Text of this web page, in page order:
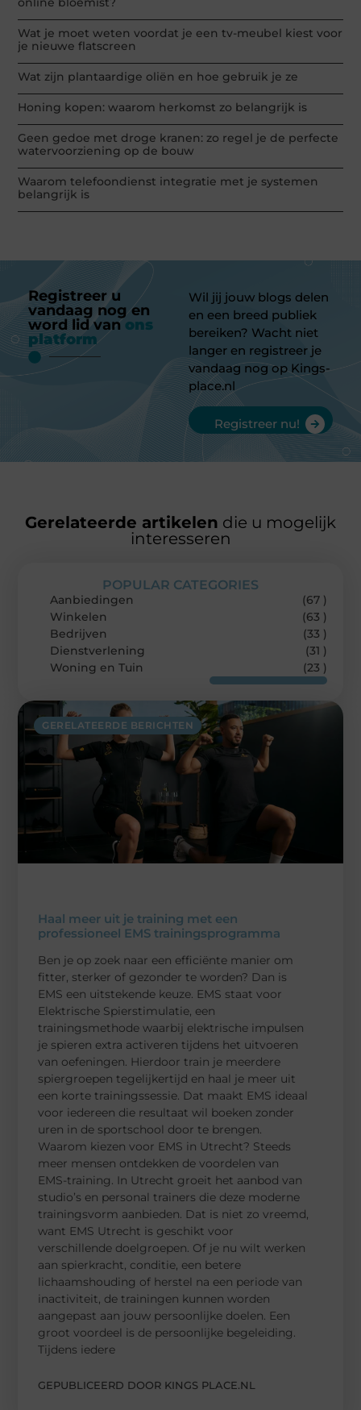
Wat je moet weten voordat je een tv-meubel kiest voor
je nieuwe flatscreen
Wat zijn plantaardige oliën en hoe gebruik je ze
Honing kopen: waarom herkomst zo belangrijk is
Geen gedoe met droge kranen: zo regel je de perfecte
watervoorziening op de bouw
Waarom telefoondienst integratie met je systemen
belangrijk is
Registreer u
vandaag nog en
word lid van ons
platform
Wil jij jouw blogs delen
en een breed publiek
bereiken? Wacht niet
langer en registreer je
vandaag nog op Kings-
place.nl
Registreer nu!
Gerelateerde artikelen die u mogelijk
interesseren
GERELATEERDE BERICHTEN
Haal meer uit je training met een
professioneel EMS trainingsprogramma
Ben je op zoek naar een efficiënte manier om
fitter, sterker of gezonder te worden? Dan is
EMS een uitstekende keuze. EMS staat voor
Elektrische Spierstimulatie, een
trainingsmethode waarbij elektrische impulsen
je spieren extra activeren tijdens het uitvoeren
van oefeningen. Hierdoor train je meerdere
spiergroepen tegelijkertijd en haal je meer uit
een korte trainingssessie. Dat maakt EMS ideaal
voor iedereen die resultaat wil boeken zonder
uren in de sportschool door te brengen.
Waarom kiezen voor EMS in Utrecht? Steeds
meer mensen ontdekken de voordelen van
EMS-training. In Utrecht groeit het aanbod van
studio’s en personal trainers die deze moderne
trainingsvorm aanbieden. Dat is niet zo vreemd,
want EMS Utrecht is geschikt voor
verschillende doelgroepen. Of je nu wilt werken
aan spierkracht, conditie, een betere
lichaamshouding of herstel na een periode van
inactiviteit, de trainingen kunnen worden
aangepast aan jouw persoonlijke doelen. Een
groot voordeel is de persoonlijke begeleiding.
Tijdens iedere
GEPUBLICEERD DOOR KINGS PLACE.NL
POPULAR CATEGORIES
Aanbiedingen
(67 )
Winkelen
(63 )
Bedrijven
(33 )
Dienstverlening
(31 )
Woning en Tuin
(23 )